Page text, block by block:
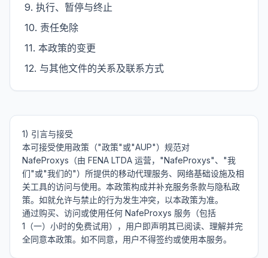
9. 执行、暂停与终止
10. 责任免除
11. 本政策的变更
12. 与其他文件的关系及联系方式
1) 引言与接受
本可接受使用政策（"政策"或"AUP"）规范对
NafeProxys（由 FENA LTDA 运营，"NafeProxys"、"我
们"或"我们的"）所提供的移动代理服务、网络基础设施及相
关工具的访问与使用。本政策构成并补充服务条款与隐私政
策。如就允许与禁止的行为发生冲突，以本政策为准。
通过购买、访问或使用任何 NafeProxys 服务（包括
1（一）小时的免费试用），用户即声明其已阅读、理解并完